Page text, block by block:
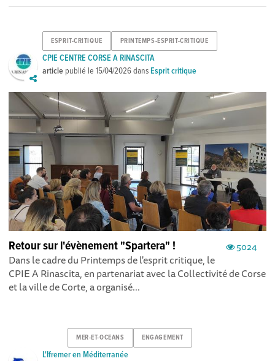
ESPRIT-CRITIQUE PRINTEMPS-ESPRIT-CRITIQUE
CPIE CENTRE CORSE A RINASCITA
article publié le15/04/2026dansEsprit critique
5024
Retour sur l'évènement "Spartera" !
Dans le cadre du Printemps de l'esprit critique, le
CPIE A Rinascita, en partenariat avec la Collectivité de Corse
et la ville de Corte, a organisé...
MER-ET-OCEANS ENGAGEMENT
L'Ifremer en Méditerranée